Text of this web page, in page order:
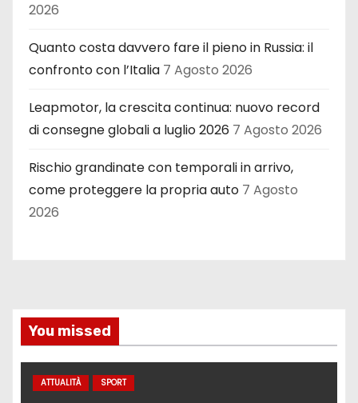
2026
Quanto costa davvero fare il pieno in Russia: il
confronto con l’Italia 7 Agosto 2026
Leapmotor, la crescita continua: nuovo record
di consegne globali a luglio 2026 7 Agosto 2026
Rischio grandinate con temporali in arrivo,
come proteggere la propria auto 7 Agosto
2026
You missed
ATTUALITÀ SPORT